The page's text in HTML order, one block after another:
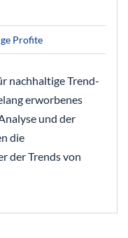
Profite
nachhaltige Trend-
erworbenes
und der
die
der Trends von